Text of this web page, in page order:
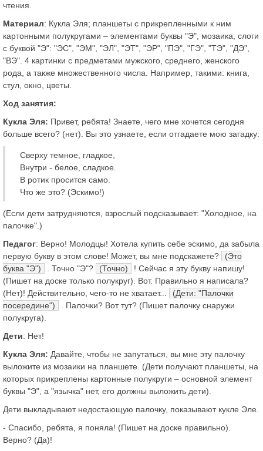
чтения.
Материал: Кукла Эля; планшеты с прикрепленными к ним
картонными полукругами – элементами буквы "Э", мозаика, слоги
с буквой "Э": "ЭС", "ЭМ", "ЭЛ", "ЭТ", "ЭР", "ПЭ", "ГЭ", "ТЭ", "ДЭ",
"ВЭ". 4 картинки с предметами мужского, среднего, женского
рода, а также множественного числа. Например, такими: книга,
стул, окно, цветы.
Ход занятия:
Кукла Эля: Привет, ребята! Знаете, чего мне хочется сегодня
больше всего? (нет). Вы это узнаете, если отгадаете мою загадку:
Сверху темное, гладкое,
Внутри - белое, сладкое.
В ротик просится само.
Что же это? (Эскимо!)
(Если дети затрудняются, взрослый подсказывает: "Холодное, на
палочке".)
Педагог: Верно! Молодцы! Хотела купить себе эскимо, да забыла
первую букву в этом слове! Может, вы мне подскажете?
(Это
буква "Э")
. Точно "Э"? (Точно)
! Сейчас я эту букву напишу!
(Пишет на доске только полукруг). Вот. Правильно я написала?
(Нет)! Действительно, чего-то не хватает...
(Дети: "Палочки
посередине")
. Палочки? Вот тут? (Пишет палочку снаружи
полукруга).
Дети: Нет!
Кукла Эля: Давайте, чтобы не запутаться, вы мне эту палочку
выложите из мозаики на планшете. (Дети получают планшеты, на
которых прикреплены картонные полукруги – основной элемент
буквы "Э", а "язычка" нет, его должны выложить дети).
Дети выкладывают недостающую палочку, показывают кукле Эле.
- Спасибо, ребята, я поняла! (Пишет на доске правильно).
Верно? (Да)!